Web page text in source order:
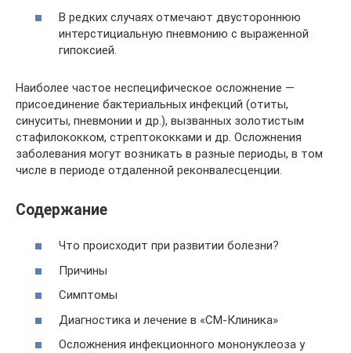
В редких случаях отмечают двустороннюю
интерстициальную пневмонию с выраженной
гипоксией.
Наиболее частое неспецифическое осложнение —
присоединение бактериальных инфекций (отиты,
синуситы, пневмонии и др.), вызванных золотистым
стафилококком, стрептококками и др. Осложнения
заболевания могут возникать в разные периоды, в том
числе в периоде отдаленной реконвалесценции.
Содержание
Что происходит при развитии болезни?
Причины
Симптомы
Диагностика и лечение в «СМ-Клиника»
Осложнения инфекционного мононуклеоза у